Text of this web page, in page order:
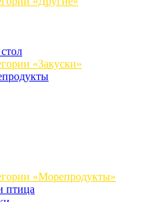
«Закуски»
«Морепродукты»
птица